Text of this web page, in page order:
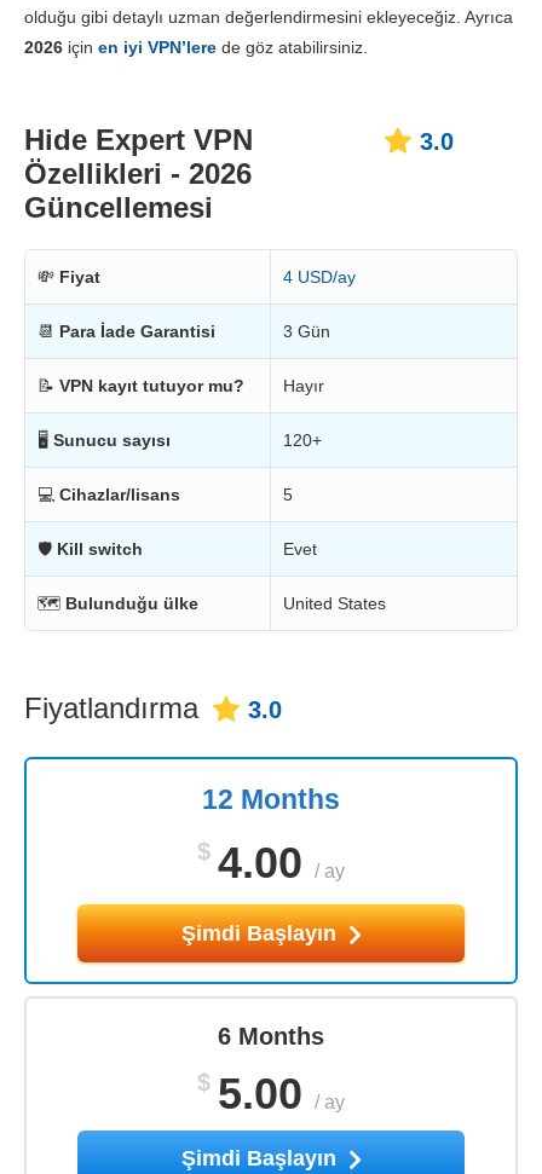
Güvenilirlik & Destek 1.0
olduğu gibi detaylı uzman değerlendirmesini ekleyeceğiz. Ayrıca
2026 için en iyi VPN’lere de göz atabilirsiniz.
Hide Expert VPN
Özellikleri - 2026
Güncellemesi
3.0
💸 Fiyat 4 USD/ay
📆 Para İade Garantisi 3 Gün
📝 VPN kayıt tutuyor mu? Hayır
🖥 Sunucu sayısı 120+
💻 Cihazlar/lisans 5
🛡 Kill switch Evet
🗺 Bulunduğu ülke United States
Fiyatlandırma 3.0
12 Months
$ 4.00 /ay
Şimdi Başlayın
6 Months
$ 5.00 /ay
Şimdi Başlayın